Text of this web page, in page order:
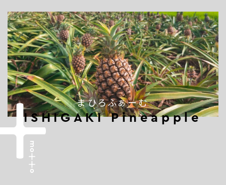
まひろふぁーむ
ISHIGAKI Pineapple